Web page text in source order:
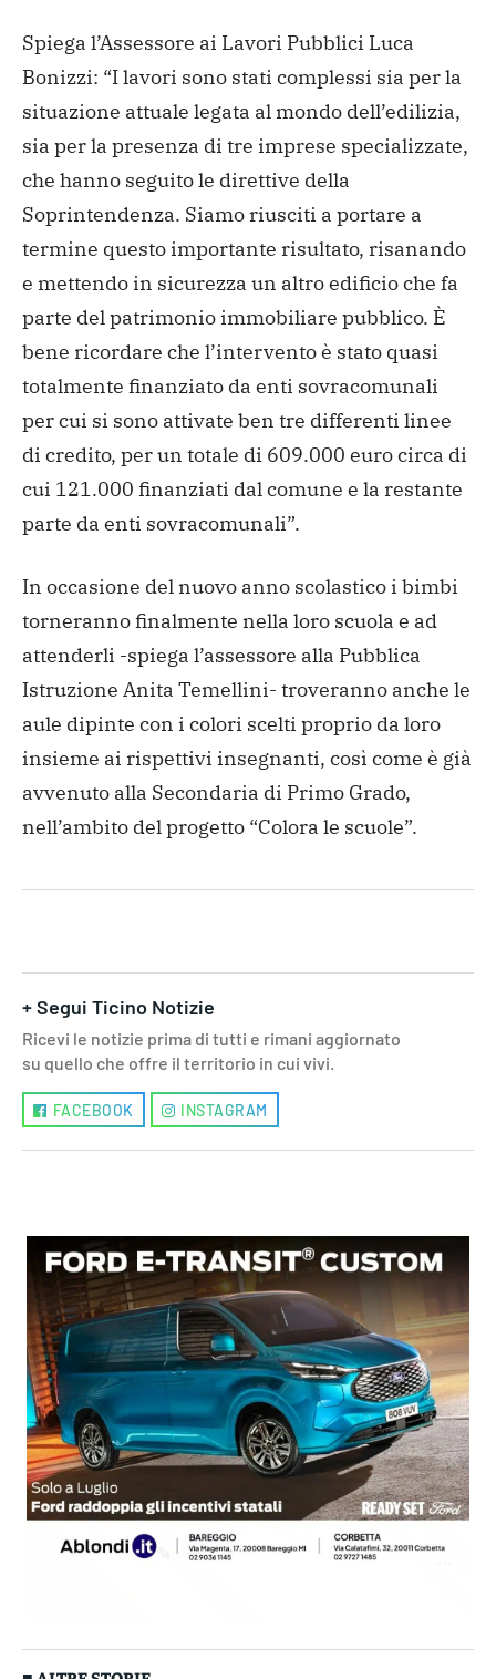
Spiega l’Assessore ai Lavori Pubblici Luca
Bonizzi: “I lavori sono stati complessi sia per la
situazione attuale legata al mondo dell’edilizia,
sia per la presenza di tre imprese specializzate,
che hanno seguito le direttive della
Soprintendenza. Siamo riusciti a portare a
termine questo importante risultato, risanando
e mettendo in sicurezza un altro edificio che fa
parte del patrimonio immobiliare pubblico. È
bene ricordare che l’intervento è stato quasi
totalmente finanziato da enti sovracomunali
per cui si sono attivate ben tre differenti linee
di credito, per un totale di 609.000 euro circa di
cui 121.000 finanziati dal comune e la restante
parte da enti sovracomunali”.
In occasione del nuovo anno scolastico i bimbi
torneranno finalmente nella loro scuola e ad
attenderli -spiega l’assessore alla Pubblica
Istruzione Anita Temellini- troveranno anche le
aule dipinte con i colori scelti proprio da loro
insieme ai rispettivi insegnanti, così come è già
avvenuto alla Secondaria di Primo Grado,
nell’ambito del progetto “Colora le scuole”.
+ Segui Ticino Notizie
Ricevi le notizie prima di tutti e rimani aggiornato
su quello che offre il territorio in cui vivi.
FACEBOOK INSTAGRAM